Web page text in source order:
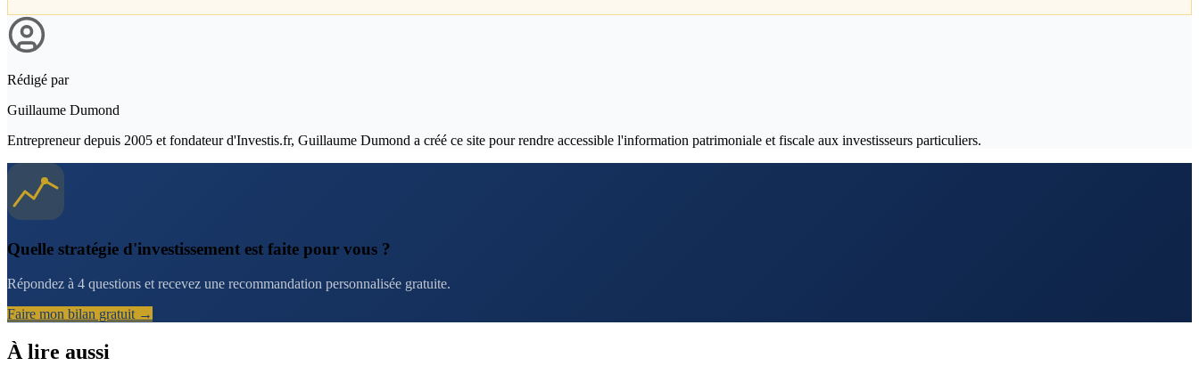
Rédigé par
Guillaume Dumond
Entrepreneur depuis 2005 et fondateur d'Investis.fr, Guillaume Dumond a créé ce site pour rendre accessible l'information patrimoniale et fiscale aux investisseurs particuliers.
Quelle stratégie d'investissement est faite pour vous ?
Répondez à 4 questions et recevez une recommandation personnalisée gratuite.
Faire mon bilan gratuit →
À lire aussi